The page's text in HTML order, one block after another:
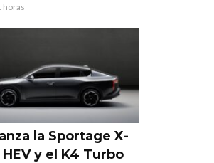
horas
la Sportage X-
y el K4 Turbo